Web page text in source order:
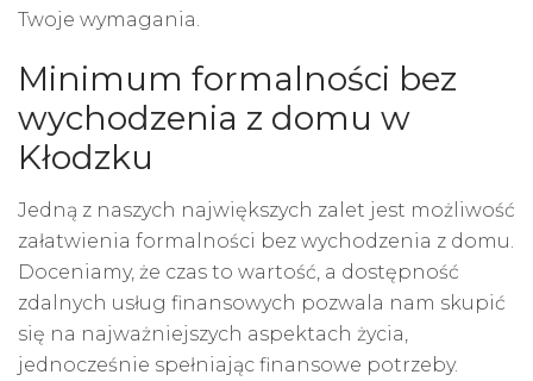
Twoje wymagania.
Minimum formalności bez
wychodzenia z domu w
Kłodzku
Jedną z naszych największych zalet jest możliwość
załatwienia formalności bez wychodzenia z domu.
Doceniamy, że czas to wartość, a dostępność
zdalnych usług finansowych pozwala nam skupić
się na najważniejszych aspektach życia,
jednocześnie spełniając finansowe potrzeby.